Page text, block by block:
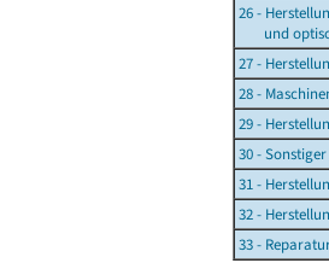
26 -
und
27 -
28 -
29 -
30 -
31 -
32 -
33 -